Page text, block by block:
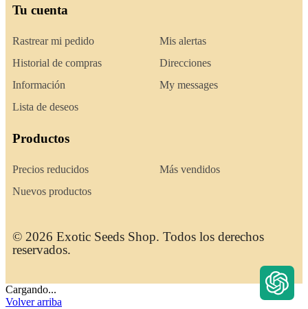
Tu cuenta
Rastrear mi pedido
Historial de compras
Información
Lista de deseos
Mis alertas
Direcciones
My messages
Productos
Precios reducidos
Nuevos productos
Más vendidos
© 2026 Exotic Seeds Shop. Todos los derechos
reservados.
Cargando...
Volver arriba